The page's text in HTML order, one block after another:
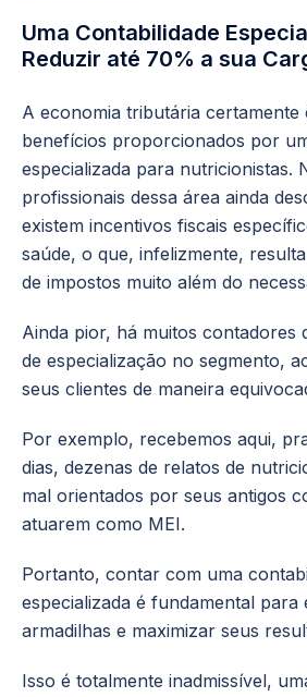
Uma Contabilidade
Reduzir até 70% a sua
A economia tributária certamente
benefícios proporcionados por
especializada para nutricionistas.
profissionais dessa área ainda
existem incentivos fiscais
saúde, o que, infelizmente,
de impostos muito além do
Ainda pior, há muitos contadores
de especialização no segmento,
seus clientes de maneira
Por exemplo, recebemos aqui,
dias, dezenas de relatos de
mal orientados por seus antigos
atuarem como MEI.
Portanto, contar com uma
especializada é fundamental para
armadilhas e maximizar seus
Isso é totalmente inadmissível,